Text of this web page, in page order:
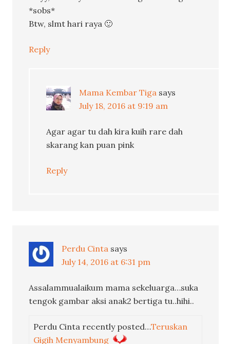
*sobs*
Btw, slmt hari raya 🙂
Reply
Mama Kembar Tiga says
July 18, 2016 at 9:19 am
Agar agar tu dah kira kuih rare dah
skarang kan puan pink
Reply
Perdu Cinta says
July 14, 2016 at 6:31 pm
Assalammualaikum mama sekeluarga…suka
tengok gambar aksi anak2 bertiga tu..hihi..
Perdu Cinta recently posted…Teruskan
Gigih Menyambung